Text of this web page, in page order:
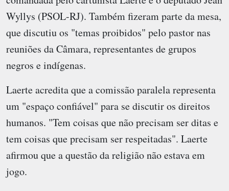
Wyllys (PSOL-RJ). Também fizeram parte da mesa,
que discutiu os "temas proibidos" pelo pastor nas
reuniões da Câmara, representantes de grupos
negros e indígenas.
Laerte acredita que a comissão paralela representa
um "espaço confiável" para se discutir os direitos
humanos. "Tem coisas que não precisam ser ditas e
tem coisas que precisam ser respeitadas". Laerte
afirmou que a questão da religião não estava em
jogo.